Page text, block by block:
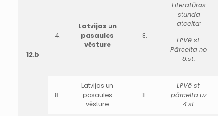
12.b
4.
Latvijas un
pasaules
vēsture
8.
Literatūras
stunda
atcelta;
LPVē st.
Pārcelta no
8.st.
8.
Latvijas un
pasaules
vēsture
8.
LPVē st.
pārcelta uz
4.st